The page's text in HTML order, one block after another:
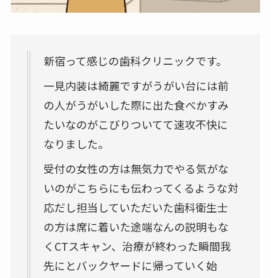
新宿って感じの歯科クリニックです。
一見内装は綺麗ですがうがい台には前
の人がうがいした際に出た食べかすみ
たいなのがこびりついてて速攻不快に
なりました。
受付の女性の方は無気力でやる気がな
いのがこちらにも伝わってくるような対
応だし担当していただいた歯科衛生士
の方は席に着いた途端なんの説明もな
くCTスキャン、治療が終わった瞬間我
先にとバックヤードに帰っていく始